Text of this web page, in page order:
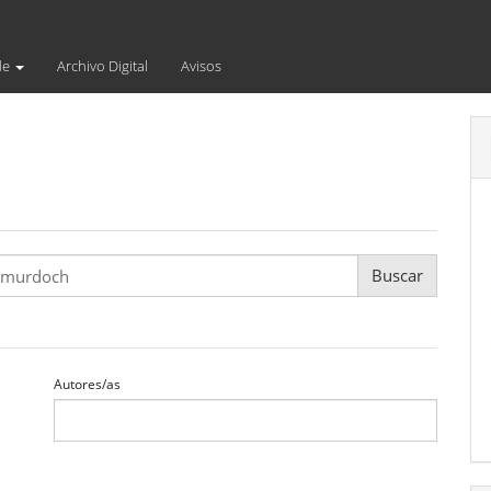
Archivo Digital Avisos
Autores/as